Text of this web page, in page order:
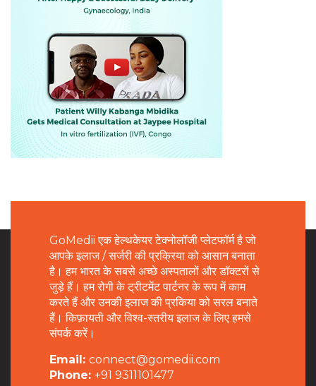
GoMedii एक हेल्थकेयर टेक्नोलॉजी प्लेटफॉर्म है जो
आपके इलाज / सर्जरी की प्रक्रिया को आसान बनाता
है। हम भारत के सबसे अच्छे अस्पतालों और डॉक्टरों से
जुड़े हैं। हम रोगी के ट्रीटमेंट पार्टनर के रूप में काम
करते हैं और उनकी इलाज की प्रकिया को सरल बनाते
हैं। किफ़ायती और विश्व-स्तरीय इलाज के लिए हमसे
संपर्क करें।
Email: connect@gomedii.com
Phone: +91 9311101477